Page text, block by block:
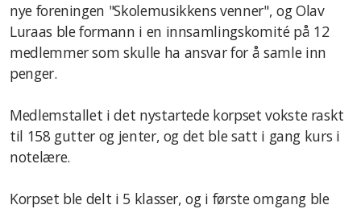
nye foreningen "Skolemusikkens venner", og Olav
Luraas ble formann i en innsamlingskomité på 12
medlemmer som skulle ha ansvar for å samle inn
penger.
Medlemstallet i det nystartede korpset vokste raskt
til 158 gutter og jenter, og det ble satt i gang kurs i
notelære.
Korpset ble delt i 5 klasser, og i første omgang ble